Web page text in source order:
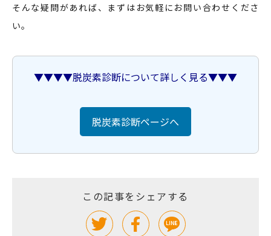
そんな疑問があれば、まずはお気軽にお問い合わせくださ
い。
▼▼▼▼脱炭素診断について詳しく見る▼▼▼
脱炭素診断ページへ
この記事をシェアする